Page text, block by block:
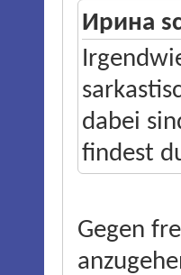
Ирина
dabei
findest
Gegen